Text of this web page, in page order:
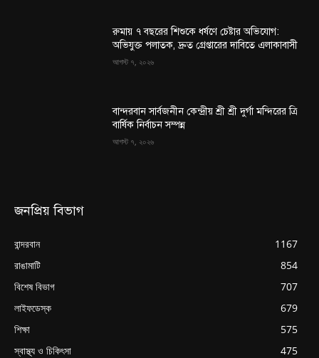
রুমায় ৭ বছরের শিশুকে ধর্ষণে চেষ্টার অভিযোগ:
অভিযুক্ত পলাতক, দ্রুত গ্রেপ্তারের দাবিতে এলাকাবাসী
আগস্ট ৭, ২০২৬
বান্দরবান সার্বজনীন কেন্দ্রীয় শ্রী শ্রী দুর্গা মন্দিরের ত্রি
বার্ষিক নির্বাচন সম্পন্ন
আগস্ট ৭, ২০২৬
জনপ্রিয় বিভাগ
বান্দরবান
1167
রাঙামাটি
854
বিশেষ বিভাগ
707
লাইফডেস্ক
679
শিক্ষা
575
স্বাস্থ্য ও চিকিৎসা
475